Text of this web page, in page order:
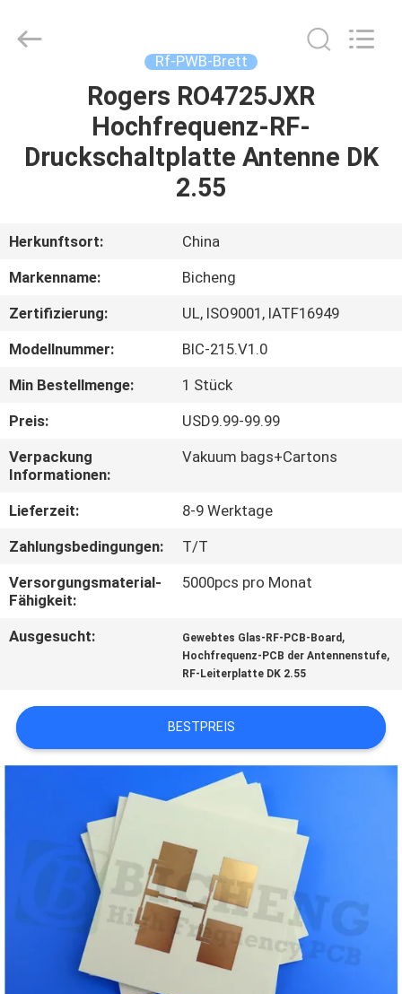
VIDEOS
UNS
WERKSBESICHTIGUNG
QUALITÄTSKONTROLLE
KONTAKT
UNS
NEUIGKEITEN
SITEMAP
DATENSCHUTZRICHTLINIE
Rf-PWB-Brett
Rogers RO4725JXR
Hochfrequenz-RF-
Druckschaltplatte Antenne DK
2.55
Herkunftsort:
China
Markenname:
Bicheng
Zertifizierung:
UL, ISO9001, IATF16949
Modellnummer:
BIC-215.V1.0
Min Bestellmenge:
1 Stück
Preis:
USD9.99-99.99
Verpackung
Informationen:
Vakuum bags+Cartons
Lieferzeit:
8-9 Werktage
Zahlungsbedingungen:
T/T
Versorgungsmaterial-
Fähigkeit:
5000pcs pro Monat
Ausgesucht: Gewebtes Glas-RF-PCB-Board ,
Hochfrequenz-PCB der Antennenstufe,
RF-Leiterplatte DK 2.55
BESTPREIS